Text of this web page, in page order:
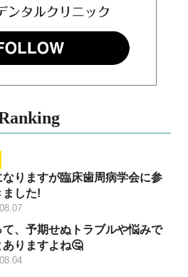
なりますが臨床歯周病学会に参
ました!
て、予期せぬトラブルや悩みで
ありますよね🤔